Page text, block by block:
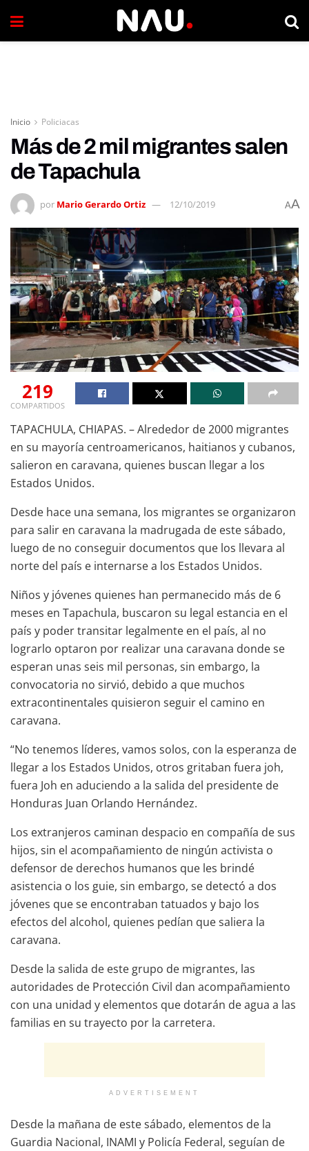
Inicio Policiacas
Más de 2 mil migrantes salen
de Tapachula
por Mario Gerardo Ortiz 12/10/2019 AA
219
COMPARTIDOS
TAPACHULA, CHIAPAS. – Alrededor de 2000 migrantes
en su mayoría centroamericanos, haitianos y cubanos,
salieron en caravana, quienes buscan llegar a los
Estados Unidos.
Desde hace una semana, los migrantes se organizaron
para salir en caravana la madrugada de este sábado,
luego de no conseguir documentos que los llevara al
norte del país e internarse a los Estados Unidos.
Niños y jóvenes quienes han permanecido más de 6
meses en Tapachula, buscaron su legal estancia en el
país y poder transitar legalmente en el país, al no
lograrlo optaron por realizar una caravana donde se
esperan unas seis mil personas, sin embargo, la
convocatoria no sirvió, debido a que muchos
extracontinentales quisieron seguir el camino en
caravana.
“No tenemos líderes, vamos solos, con la esperanza de
llegar a los Estados Unidos, otros gritaban fuera joh,
fuera Joh en aduciendo a la salida del presidente de
Honduras Juan Orlando Hernández.
Los extranjeros caminan despacio en compañía de sus
hijos, sin el acompañamiento de ningún activista o
defensor de derechos humanos que les brindé
asistencia o los guie, sin embargo, se detectó a dos
jóvenes que se encontraban tatuados y bajo los
efectos del alcohol, quienes pedían que saliera la
caravana.
Desde la salida de este grupo de migrantes, las
autoridades de Protección Civil dan acompañamiento
con una unidad y elementos que dotarán de agua a las
familias en su trayecto por la carretera.
ADVERTISEMENT
Desde la mañana de este sábado, elementos de la
Guardia Nacional, INAMI y Policía Federal, seguían de